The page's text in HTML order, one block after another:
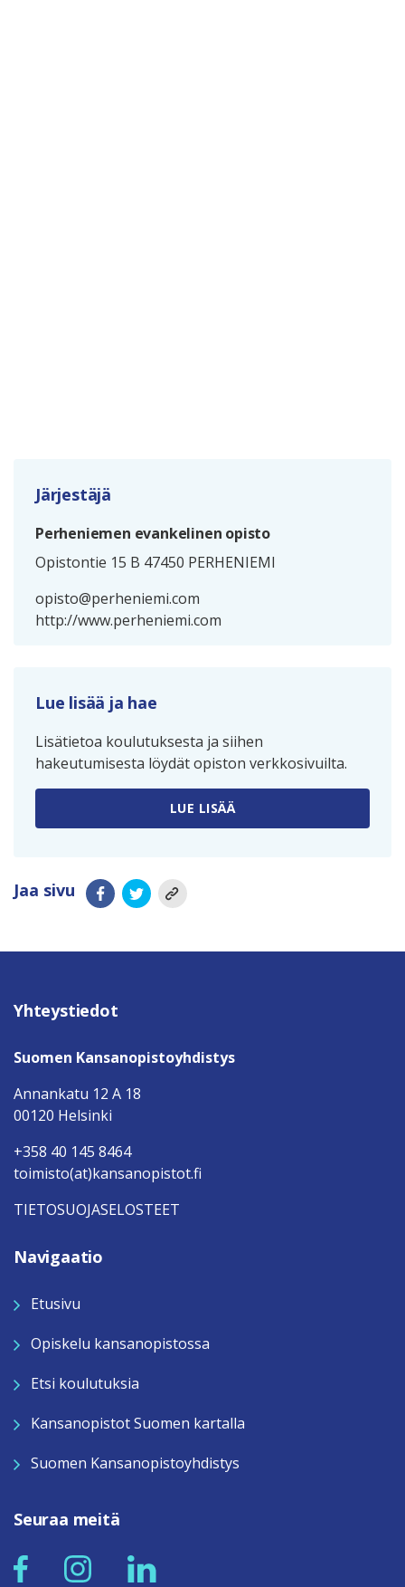
Järjestäjä
Perheniemen evankelinen opisto
Opistontie 15 B 47450 PERHENIEMI
opisto@perheniemi.com
http://www.perheniemi.com
Lue lisää ja hae
Lisätietoa koulutuksesta ja siihen
hakeutumisesta löydät opiston verkkosivuilta.
LUE LISÄÄ
Jaa sivu
Yhteystiedot
Suomen Kansanopistoyhdistys
Annankatu 12 A 18
00120 Helsinki
+358 40 145 8464
toimisto(at)kansanopistot.fi
TIETOSUOJASELOSTEET
Navigaatio
Etusivu
Opiskelu kansanopistossa
Etsi koulutuksia
Kansanopistot Suomen kartalla
Suomen Kansanopistoyhdistys
Seuraa meitä